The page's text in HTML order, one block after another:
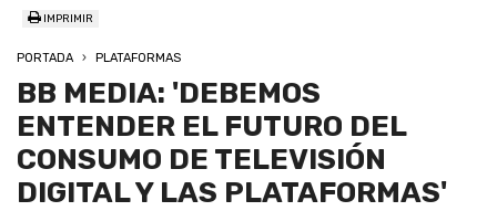
IMPRIMIR
PORTADA PLATAFORMAS
BB MEDIA: 'DEBEMOS
ENTENDER EL FUTURO DEL
CONSUMO DE TELEVISIÓN
DIGITAL Y LAS PLATAFORMAS'